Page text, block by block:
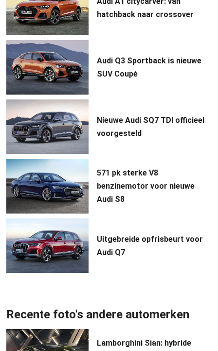
hatchback naar crossover
Audi Q3 Sportback is nieuwe
SUV Coupé
Nieuwe Audi SQ7 TDI officieel
voorgesteld
571 pk sterke V8
benzinemotor voor nieuwe
Audi S8
Uitgebreide opfrisbeurt voor
Audi Q7
Recente foto's andere automerken
Lamborghini Sian: hybride